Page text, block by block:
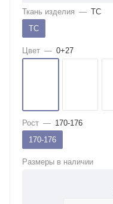
Ткань изделия — ТС
ТС
Цвет — 0+27
Рост — 170-176
170-176
Размеры в наличии